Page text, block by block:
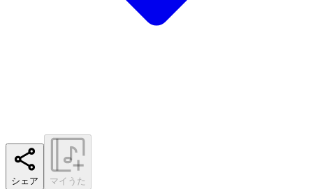
シェア マイうた